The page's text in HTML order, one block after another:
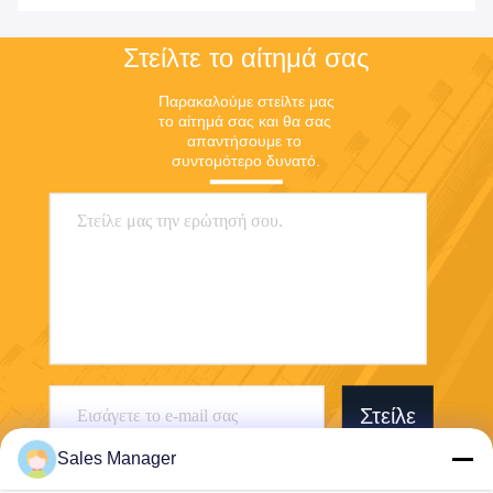
Στείλτε το αίτημά σας
Παρακαλούμε στείλτε μας
το αίτημά σας και θα σας
απαντήσουμε το
συντομότερο δυνατό.
Στείλε
Sales Manager